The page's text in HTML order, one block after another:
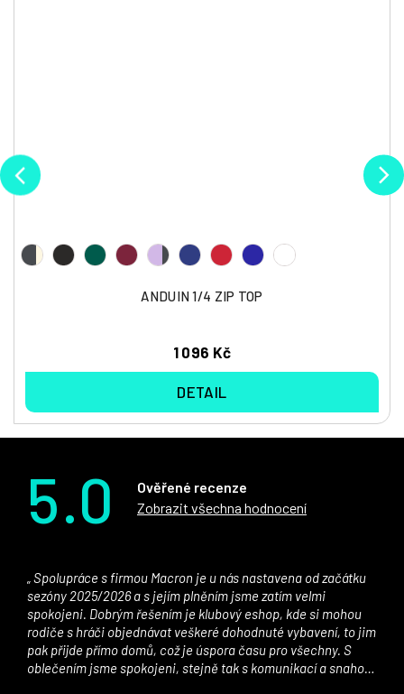
ANDUIN 1/4 ZIP TOP
1 096 Kč
DETAIL
5.0
Ověřené recenze
Zobrazit všechna hodnocení
sezóny 2025/2026 a s jejím plněním jsme zatím velmi
spokojeni. Dobrým řešením je klubový eshop, kde si mohou
rodiče s hráči objednávat veškeré dohodnuté vybavení, to jim
pak přijde přímo domů, což je úspora času pro všechny. S
oblečením jsme spokojeni, stejně tak s komunikací a snahou